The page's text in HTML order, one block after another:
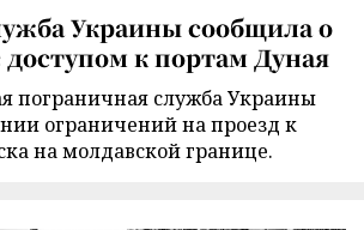
Украины сообщила о
к портам Дуная
пограничная служба Украины
ограничений на проезд к
на молдавской границе.